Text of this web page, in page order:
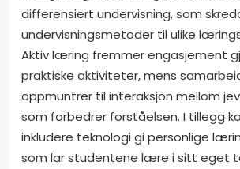
differensiert undervisning, som
undervisningsmetoder til ulike
Aktiv læring fremmer engasjement
praktiske aktiviteter, mens
oppmuntrer til interaksjon mellom
som forbedrer forståelsen. I tillegg
inkludere teknologi gi personlige
som lar studentene lære i sitt eget